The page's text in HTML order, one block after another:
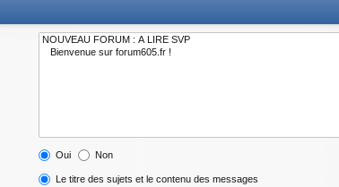
Oui Non
Le titre des sujets et le contenu des messages